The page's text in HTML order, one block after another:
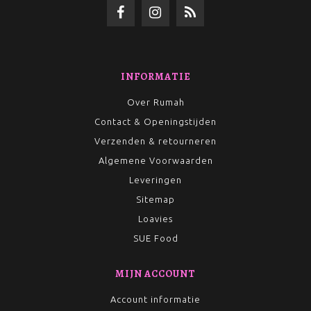
– tijdloze, elegante sieraden
INFORMATIE
Over Rumah
Contact & Openingstijden
Verzenden & retourneren
Algemene Voorwaarden
Leveringen
Sitemap
Loavies
SUE Food
MIJN ACCOUNT
Account informatie